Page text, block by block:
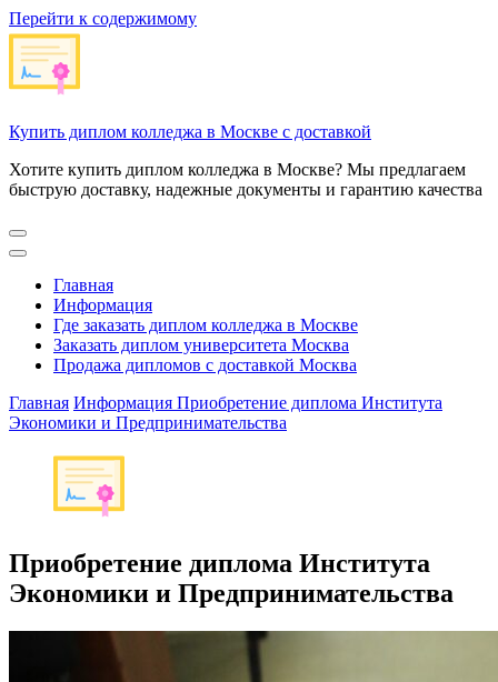
Перейти к содержимому
Купить диплом колледжа в Москве с доставкой
Хотите купить диплом колледжа в Москве? Мы предлагаем
быструю доставку, надежные документы и гарантию качества
Главная
Информация
Где заказать диплом колледжа в Москве
Заказать диплом университета Москва
Продажа дипломов с доставкой Москва
Главная Информация Приобретение диплома Института
Экономики и Предпринимательства
Приобретение диплома Института
Экономики и Предпринимательства